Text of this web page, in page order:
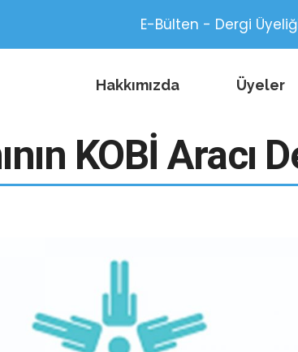
Hakkımızda Üyeler
KOBİ Aracı
E-Bülten - Dergi